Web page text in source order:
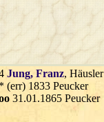
Jung, Franz, Häusler
* (err) 1833 Peucker
31.01.1865 Peucker